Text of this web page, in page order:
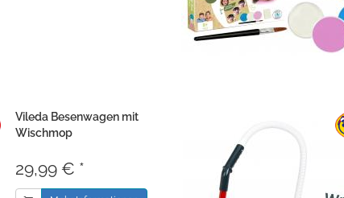
Vileda Besenwagen mit
Wischmop
29,99 € *